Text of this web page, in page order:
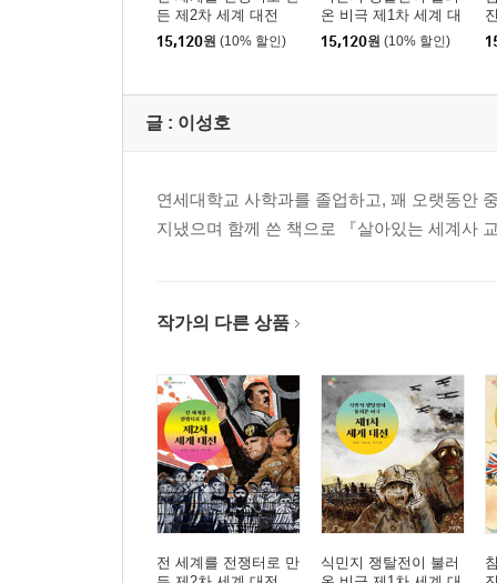
든 제2차 세계 대전
15,120원 (10% 할인)
온 비극 제1차 세계 대
전
15,120원 (10% 할인)
글 : 이성호
연세대학교 사학과를 졸업하고, 꽤 오랫동안
지냈으며 함께 쓴 책으로 『살아있는 세계사
작가의 다른 상품
전 세계를 전쟁터로 만
식민지 쟁탈전이 불러